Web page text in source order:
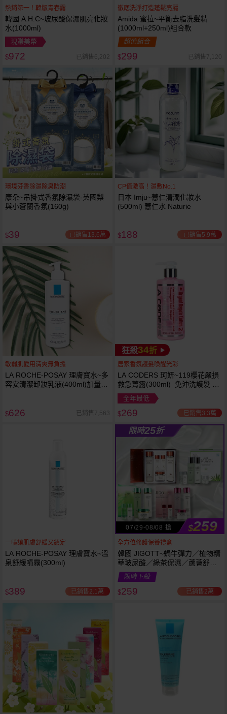
熱銷第一！韓版青春露
韓國 A.H.C~玻尿酸保濕肌亮化妝
水(1000ml)
現賺美幣
$972 已銷售6,202
徹底洗淨打造蓬鬆亮麗
Amida 蜜拉~平衡去脂洗髮精
(1000ml+250ml)組合款
超值組合
$299 已銷售7,120
環境芬香除濕除臭防潮
康朵~吊掛式香氛除濕袋-英國梨
與小蒼蘭香氛(160g)
$39 已銷售13.6萬
CP值激高！濕敷No.1
日本 Imju~薏仁清潤化妝水
(500ml) 薏仁水 Naturie
$188 已銷售5.9萬
敏弱肌愛用清爽無負擔
LA ROCHE-POSAY 理膚寶水~多
容安清潔卸妝乳液(400ml)加量
$626 已銷售7,563
狂殺34折
居家香氛護髮喚醒光彩
LA CODERS 珂妍~119櫻花嚴損
救急菁露(300ml) 免沖洗護髮 蕾
舒法克
全年最低
$269 已銷售3.3萬
一噴讓肌膚舒緩又鎮定
LA ROCHE-POSAY 理膚寶水~溫
泉舒緩噴霧(300ml)
$389 已銷售2.1萬
限時25折
07/29-08/08 搶 $259
全方位修護保養禮盒
韓國 JIGOTT~蝸牛彈力／植物精
華玻尿酸／綠茶保濕／蘆薈舒緩
修復 禮盒(5件組) 款式可選 化妝
水+乳液+面霜
限時下殺
$259 已銷售2萬